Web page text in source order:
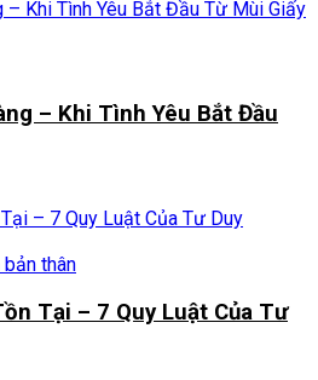
– Khi Tình Yêu Bắt Đầu
thân
Tại – 7 Quy Luật Của Tư